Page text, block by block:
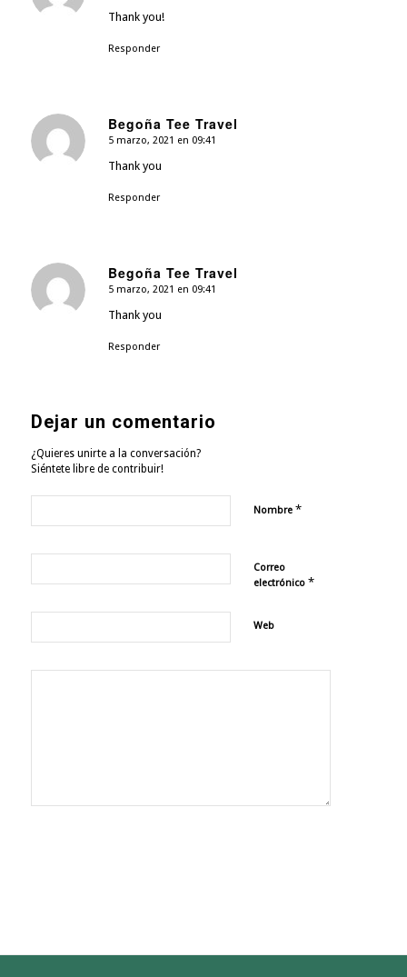
Thank you!
Responder
Begoña Tee Travel
Dice:
5 marzo, 2021 en 09:41
Thank you
Responder
Begoña Tee Travel
Dice:
5 marzo, 2021 en 09:41
Thank you
Responder
Dejar un comentario
¿Quieres unirte a la conversación?
Siéntete libre de contribuir!
Nombre *
Correo
electrónico *
Web